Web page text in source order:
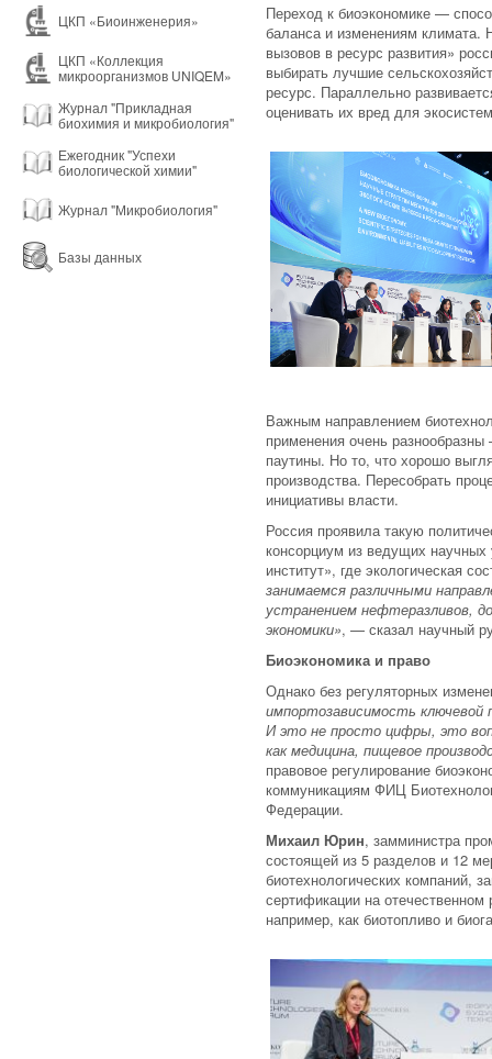
ЦКП «Биоинженерия»
ЦКП «Коллекция
микроорганизмов UNIQEM»
Журнал "Прикладная
биохимия и микробиология"
Ежегодник "Успехи
биологической химии"
Журнал "Микробиология"
Базы данных
Переход к биоэкономике —
баланса и изменениям климата.
вызовов в ресурс развития»
выбирать лучшие
ресурс. Параллельно
оценивать их вред для
Важным направлением
применения очень
паутины. Но то, что хорошо
производства. Пересобрать
инициативы власти.
Россия проявила такую
консорциум из ведущих
институт», где экологическая
занимаемся различными
устранением нефтеразливов,
экономики», — сказал научный
Биоэкономика и право
Однако без регуляторных
импортозависимость ключевой
И это не просто цифры, это
как медицина, пищевое
правовое регулирование
коммуникациям ФИЦ
Федерации.
Михаил Юрин, замминистра
состоящей из 5 разделов и 12
биотехнологических компаний,
сертификации на
например, как биотопливо и